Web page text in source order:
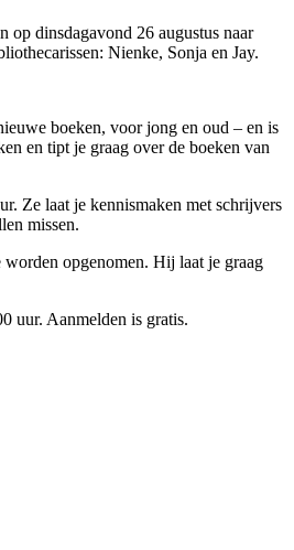
op dinsdagavond 26 augustus naar
Nienke, Sonja en Jay.
boeken, voor jong en oud – en is
en tipt je graag over de boeken van
Ze laat je kennismaken met schrijvers
missen.
opgenomen. Hij laat je graag
uur. Aanmelden is gratis.